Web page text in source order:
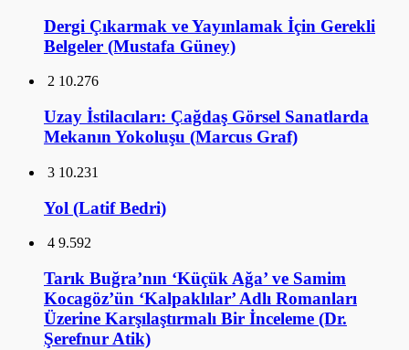
Dergi Çıkarmak ve Yayınlamak İçin Gerekli
Belgeler (Mustafa Güney)
2 10.276
Uzay İstilacıları: Çağdaş Görsel Sanatlarda
Mekanın Yokoluşu (Marcus Graf)
3 10.231
Yol (Latif Bedri)
4 9.592
Tarık Buğra’nın ‘Küçük Ağa’ ve Samim
Kocagöz’ün ‘Kalpaklılar’ Adlı Romanları
Üzerine Karşılaştırmalı Bir İnceleme (Dr.
Şerefnur Atik)